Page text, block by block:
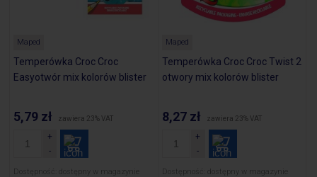
Maped
Temperówka Croc Croc
Easyotwór mix kolorów blister
5,79 zł zawiera 23% VAT
Dostępność:
dostępny w magazynie
Maped
Temperówka Croc Croc Twist 2
otwory mix kolorów blister
8,27 zł zawiera 23% VAT
Dostępność:
dostępny w magazynie